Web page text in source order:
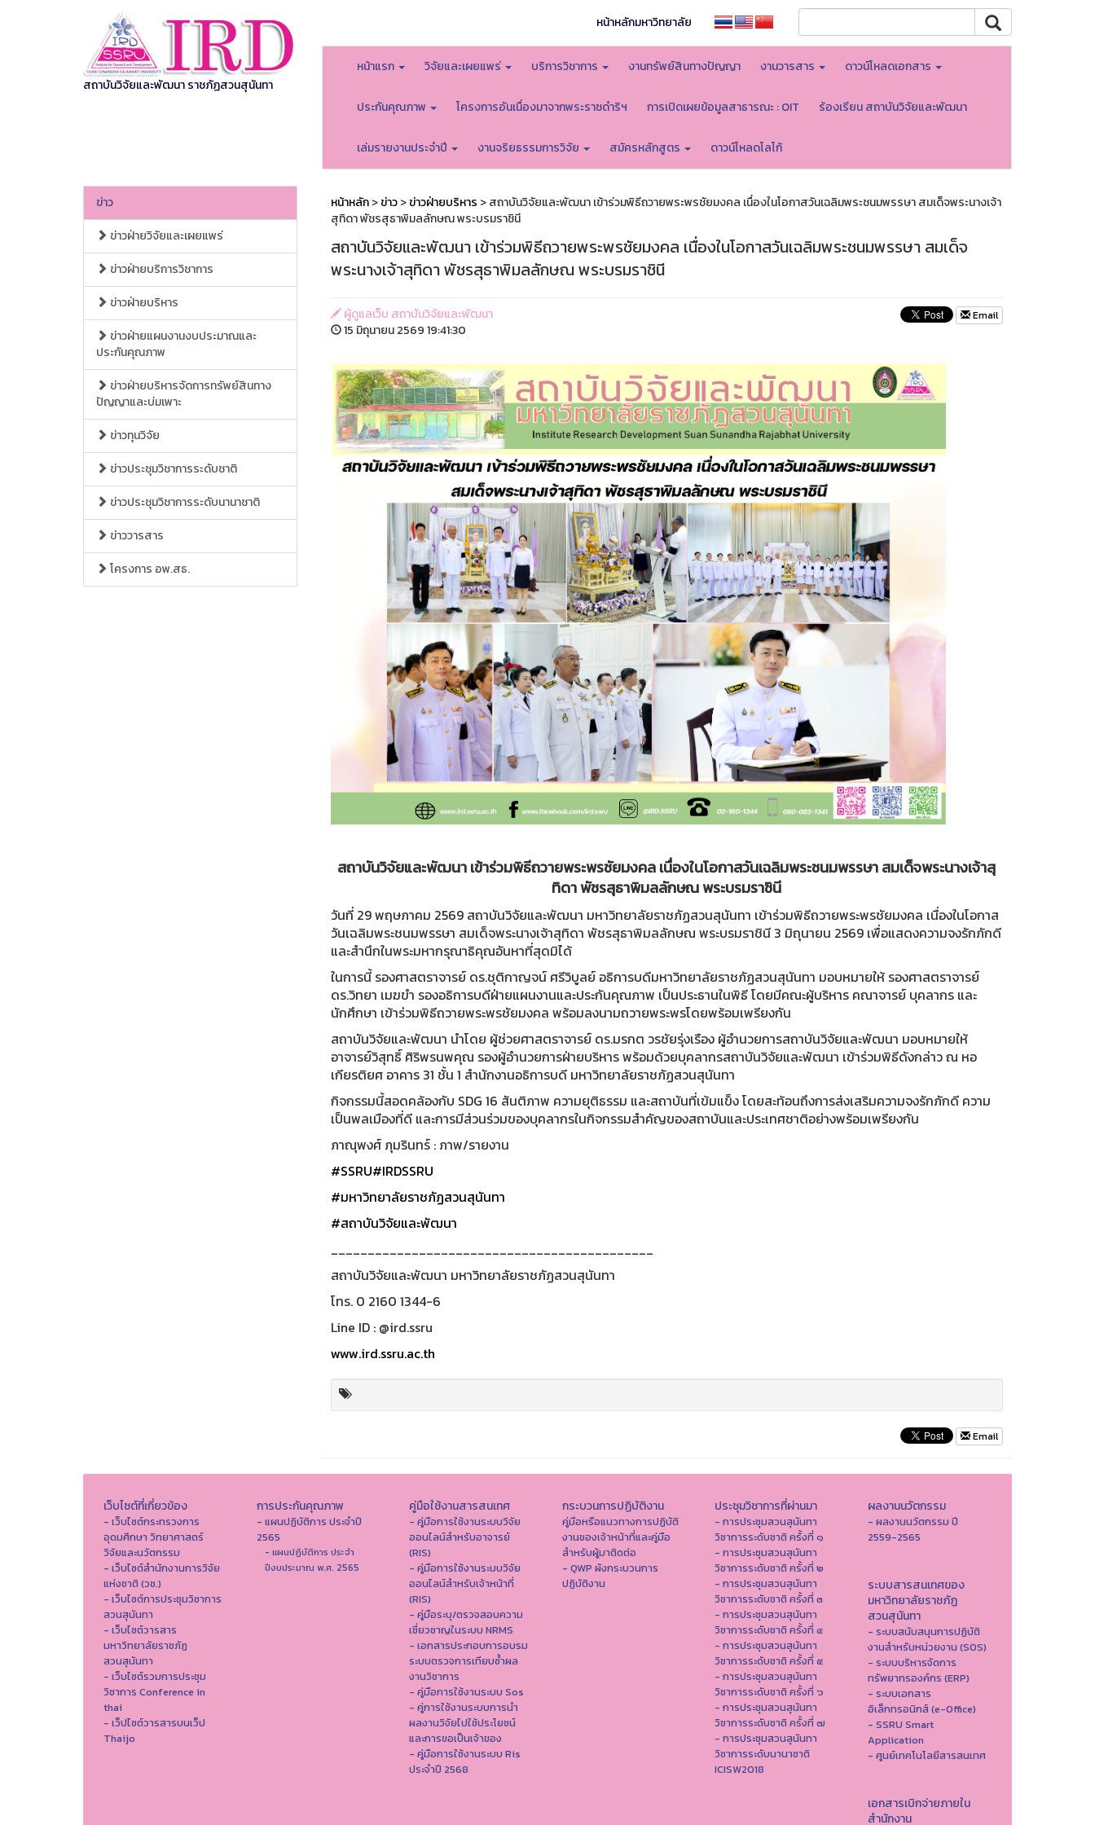
สถาบันวิจัยและพัฒนา ราชภัฏสวนสุนันทา
หน้าหลักมหาวิทยาลัย
หน้าแรก วิจัยและเผยแพร่ บริการวิชาการ งานทรัพย์สินทางปัญญา งานวารสาร ดาวน์โหลดเอกสาร
ประกันคุณภาพ โครงการอันเนื่องมาจากพระราชดำริฯ การเปิดเผยข้อมูลสาธารณะ : OIT ร้องเรียน สถาบันวิจัยและพัฒนา
เล่มรายงานประจำปี งานจริยธรรมการวิจัย สมัครหลักสูตร ดาวน์โหลดโลโก้
ข่าว
ข่าวฝ่ายวิจัยและเผยแพร่
ข่าวฝ่ายบริการวิชาการ
ข่าวฝ่ายบริหาร
ข่าวฝ่ายแผนงานงบประมาณและ
ประกันคุณภาพ
ข่าวฝ่ายบริหารจัดการทรัพย์สินทาง
ปัญญาและบ่มเพาะ
ข่าวทุนวิจัย
ข่าวประชุมวิชาการระดับชาติ
ข่าวประชุมวิชาการระดับนานาชาติ
ข่าววารสาร
โครงการ อพ.สธ.
หน้าหลัก>ข่าว>ข่าวฝ่ายบริหาร > สถาบันวิจัยและพัฒนา เข้าร่วมพิธีถวายพระพรชัยมงคล เนื่องในโอกาสวันเฉลิมพระชนมพรรษา สมเด็จพระนางเจ้า
สุทิดา พัชรสุธาพิมลลักษณ พระบรมราชินี
สถาบันวิจัยและพัฒนา เข้าร่วมพิธีถวายพระพรชัยมงคล เนื่องในโอกาสวันเฉลิมพระชนมพรรษา สมเด็จ
พระนางเจ้าสุทิดา พัชรสุธาพิมลลักษณ พระบรมราชินี
ผู้ดูแลเว็บ สถาบันวิจัยและพัฒนา
15 มิถุนายน 2569 19:41:30
Email
สถาบันวิจัยและพัฒนา เข้าร่วมพิธีถวายพระพรชัยมงคล เนื่องในโอกาสวันเฉลิมพระชนมพรรษา สมเด็จพระนางเจ้าสุ
ทิดา พัชรสุธาพิมลลักษณ พระบรมราชินี
วันที่ 29 พฤษภาคม 2569 สถาบันวิจัยและพัฒนา มหาวิทยาลัยราชภัฏสวนสุนันทา เข้าร่วมพิธีถวายพระพรชัยมงคล เนื่องในโอกาส
วันเฉลิมพระชนมพรรษา สมเด็จพระนางเจ้าสุทิดา พัชรสุธาพิมลลักษณ พระบรมราชินี 3 มิถุนายน 2569 เพื่อแสดงความจงรักภักดี
และสำนึกในพระมหากรุณาธิคุณอันหาที่สุดมิได้
ในการนี้ รองศาสตราจารย์ ดร.ชุติกาญจน์ ศรีวิบูลย์ อธิการบดีมหาวิทยาลัยราชภัฏสวนสุนันทา มอบหมายให้ รองศาสตราจารย์
ดร.วิทยา เมฆขำ รองอธิการบดีฝ่ายแผนงานและประกันคุณภาพ เป็นประธานในพิธี โดยมีคณะผู้บริหาร คณาจารย์ บุคลากร และ
นักศึกษา เข้าร่วมพิธีถวายพระพรชัยมงคล พร้อมลงนามถวายพระพรโดยพร้อมเพรียงกัน
สถาบันวิจัยและพัฒนา นำโดย ผู้ช่วยศาสตราจารย์ ดร.มรกต วรชัยรุ่งเรือง ผู้อำนวยการสถาบันวิจัยและพัฒนา มอบหมายให้
อาจารย์วิสุทธิ์ ศิริพรนพคุณ รองผู้อำนวยการฝ่ายบริหาร พร้อมด้วยบุคลากรสถาบันวิจัยและพัฒนา เข้าร่วมพิธีดังกล่าว ณ หอ
เกียรติยศ อาคาร 31 ชั้น 1 สำนักงานอธิการบดี มหาวิทยาลัยราชภัฏสวนสุนันทา
กิจกรรมนี้สอดคล้องกับ SDG 16 สันติภาพ ความยุติธรรม และสถาบันที่เข้มแข็ง โดยสะท้อนถึงการส่งเสริมความจงรักภักดี ความ
เป็นพลเมืองที่ดี และการมีส่วนร่วมของบุคลากรในกิจกรรมสำคัญของสถาบันและประเทศชาติอย่างพร้อมเพรียงกัน
ภาณุพงศ์ ภุมรินทร์ : ภาพ/รายงาน
#SSRU#IRDSSRU
#มหาวิทยาลัยราชภัฏสวนสุนันทา
#สถาบันวิจัยและพัฒนา
____________________________________________
สถาบันวิจัยและพัฒนา มหาวิทยาลัยราชภัฏสวนสุนันทา
โทร. 0 2160 1344-6
Line ID : @ird.ssru
www.ird.ssru.ac.th
Email
เว็บไซต์ที่เกี่ยวข้อง
- เว็บไซต์กระทรวงการ
อุดมศึกษา วิทยาศาสตร์
วิจัยและนวัตกรรม
- เว็บไซต์สำนักงานการวิจัย
แห่งชาติ (วช.)
- เว็บไซต์การประชุมวิชาการ
สวนสุนันทา
- เว็บไซต์วารสาร
มหาวิทยาลัยราชภัฏ
สวนสุนันทา
- เว็บไซต์รวมการประชุม
วิชาการ Conference in
thai
- เว็ปไซต์วารสารบนเว็ป
Thaijo
การประกันคุณภาพ
- แผนปฏิบัติการ ประจำปี
2565
- แผนปฏิบัติการ ประจำ
ปีงบประมาณ พ.ศ. 2565
คู่มือใช้งานสารสนเทศ
- คู่มือการใช้งานระบบวิจัย
ออนไลน์สำหรับอาจารย์
(RIS)
- คู่มือการใช้งานระบบวิจัย
ออนไลน์สำหรับเจ้าหน้าที่
(RIS)
- คู่มือระบุ/ตรวจสอบความ
เชี่ยวชาญในระบบ NRMS
- เอกสารประกอบการอบรม
ระบบตรวจการเทียบซ้ำผล
งานวิชาการ
- คู่มือการใช้งานระบบ Sos
- คู่การใช้งานระบบการนำ
ผลงานวิจัยไปใช้ประโยชน์
และการขอเป็นเจ้าของ
- คู่มือการใช้งานระบบ Ris
ประจำปี 2568
กระบวนการปฏิบัติงาน
คู่มือหรือแนวทางการปฏิบัติ
งานของเจ้าหน้าที่และคู่มือ
สำหรับผู้มาติดต่อ
- QWP ผังกระบวนการ
ปฏิบัติงาน
ประชุมวิชาการที่ผ่านมา
- การประชุมสวนสุนันทา
วิชาการระดับชาติ ครั้งที่ ๑
- การประชุมสวนสุนันทา
วิชาการระดับชาติ ครั้งที่ ๒
- การประชุมสวนสุนันทา
วิชาการระดับชาติ ครั้งที่ ๓
- การประชุมสวนสุนันทา
วิชาการระดับชาติ ครั้งที่ ๔
- การประชุมสวนสุนันทา
วิชาการระดับชาติ ครั้งที่ ๕
- การประชุมสวนสุนันทา
วิชาการระดับชาติ ครั้งที่ ๖
- การประชุมสวนสุนันทา
วิชาการระดับชาติ ครั้งที่ ๗
- การประชุมสวนสุนันทา
วิชาการระดับนานาชาติ
ICISW2018
ผลงานนวัตกรรม
- ผลงานนวัตกรรม ปี
2559-2565
ระบบสารสนเทศของ
มหาวิทยาลัยราชภัฏ
สวนสุนันทา
- ระบบสนับสนุนการปฏิบัติ
งานสำหรับหน่วยงาน (SOS)
- ระบบบริหารจัดการ
ทรัพยากรองค์กร (ERP)
- ระบบเอกสาร
อิเล็กทรอนิกส์ (e-Office)
- SSRU Smart
Application
- ศูนย์เทคโนโลยีสารสนเทศ
เอกสารเบิกจ่ายภายใน
สำนักงาน